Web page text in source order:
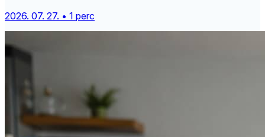
2026. 07. 27. • 1 perc